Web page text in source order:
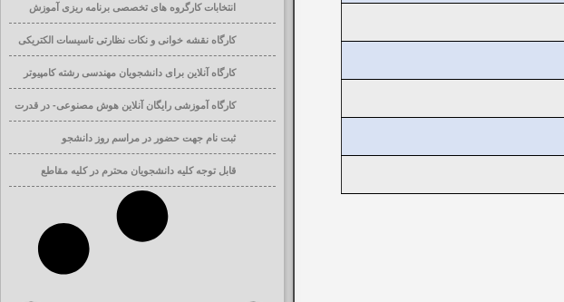
انتخابات کارگروه های تخصصی برنامه ریزی آموزش
عالی دانشگاه ها و موسسات آموزش عالی
کارگاه نقشه خوانی و نکات نظارتی تاسیسات الکتریکی
ساختمان
کارگاه آنلاین برای دانشجویان مهندسی رشته کامپیوتر
کارگاه آموزشی رایگان آنلاین هوش مصنوعی- در قدرت
افزایی تحصیلی
ثبت نام جهت حضور در مراسم روز دانشجو
قابل توجه کلیه دانشجویان محترم در کلیه مقاطع
تحصیلی